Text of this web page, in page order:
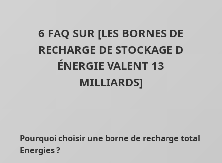
6 FAQ SUR [LES BORNES DE
RECHARGE DE STOCKAGE D
ÉNERGIE VALENT 13
MILLIARDS]
Pourquoi choisir une borne de recharge total
Energies ?